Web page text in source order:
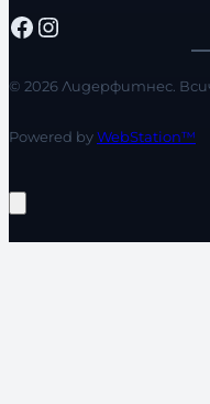
Facebook Instagram
© 2026 Лидерфитнес.
Powered byWebStation™